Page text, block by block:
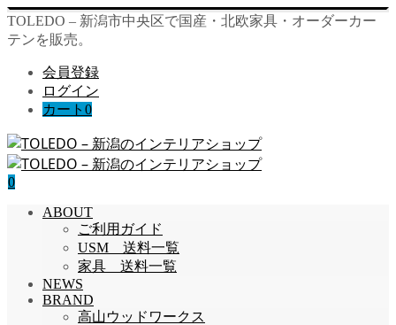
TOLEDO – 新潟市中央区で国産・北欧家具・オーダーカー
テンを販売。
会員登録
ログイン
カート 0
0
ABOUT
ご利用ガイド
USM 送料一覧
家具 送料一覧
NEWS
BRAND
高山ウッドワークス